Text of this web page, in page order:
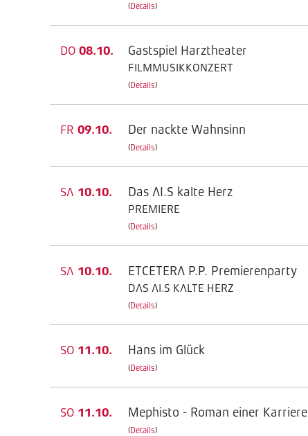
(Details)
DO 08.10. Gastspiel Harztheater
FILMMUSIKKONZERT
(Details)
FR 09.10. Der nackte Wahnsinn
(Details)
SA 10.10. Das AI.S kalte Herz
PREMIERE
(Details)
SA 10.10. ETCETERA P.P. Premierenparty
DAS AI.S KALTE HERZ
(Details)
SO 11.10. Hans im Glück
(Details)
SO 11.10. Mephisto - Roman einer Karriere
(Details)